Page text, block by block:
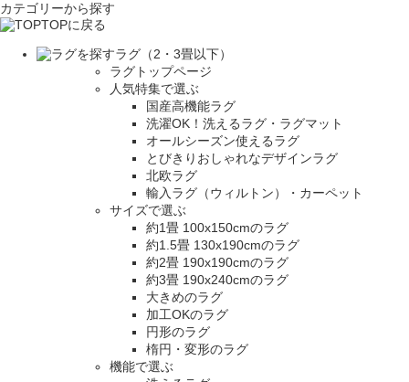
カテゴリーから探す
TOPに戻る
ラグ（2・3畳以下）
ラグトップページ
人気特集で選ぶ
国産高機能ラグ
洗濯OK！洗えるラグ・ラグマット
オールシーズン使えるラグ
とびきりおしゃれなデザインラグ
北欧ラグ
輸入ラグ（ウィルトン）・カーペット
サイズで選ぶ
約1畳 100x150cmのラグ
約1.5畳 130x190cmのラグ
約2畳 190x190cmのラグ
約3畳 190x240cmのラグ
大きめのラグ
加工OKのラグ
円形のラグ
楕円・変形のラグ
機能で選ぶ